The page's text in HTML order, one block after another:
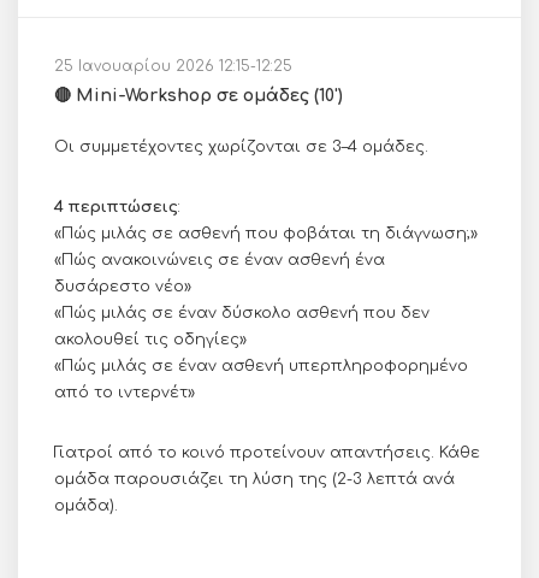
25 Ιανουαρίου 2026 12:15-12:25
🔴 Mini-Workshop σε ομάδες (10')
Οι συμμετέχοντες χωρίζονται σε 3–4 ομάδες.
4 περιπτώσεις:
«Πώς μιλάς σε ασθενή που φοβάται τη διάγνωση;»
«Πώς ανακοινώνεις σε έναν ασθενή ένα
δυσάρεστο νέο»
«Πώς μιλάς σε έναν δύσκολο ασθενή που δεν
ακολουθεί τις οδηγίες»
«Πώς μιλάς σε έναν ασθενή υπερπληροφορημένο
από το ιντερνέτ»
Γιατροί από το κοινό προτείνουν απαντήσεις. Κάθε
ομάδα παρουσιάζει τη λύση της (2-3 λεπτά ανά
ομάδα).